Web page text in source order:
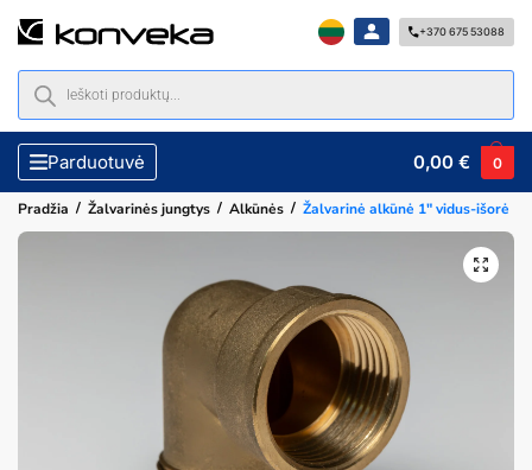
+370 675 53088
Parduotuvė 0,00€ 0
Pradžia / Žalvarinės jungtys / Alkūnės / Žalvarinė alkūnė 1″ vidus-išorė